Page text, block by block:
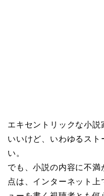
エキセントリックな小
いいけど、いわゆるス
い。
でも、小説の内容に不満
点は、インターネット